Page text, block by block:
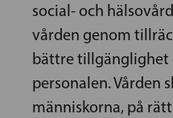
social- och
vården genom
bättre tillgänglighet
personalen. Vården
människorna, på